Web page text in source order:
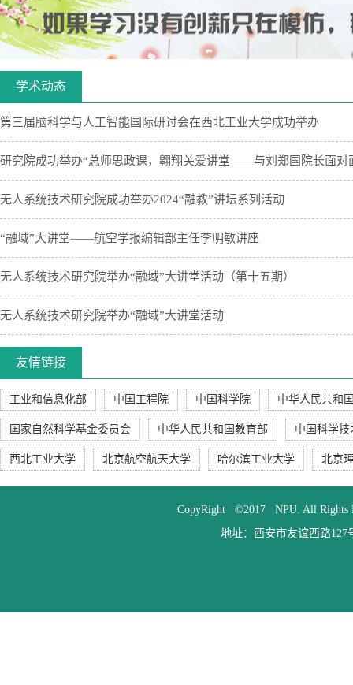
学术动态
第三届脑科学与人工智能国际研讨会在西北工业大学成功举办
研究院成功举办“总师思政课，翱翔关爱讲堂——与刘郑国院长面对
无人系统技术研究院成功举办2024“融教”讲坛系列活动
“融域”大讲堂——航空学报编辑部主任李明敏讲座
无人系统技术研究院举办“融域”大讲堂活动（第十五期）
无人系统技术研究院举办“融域”大讲堂活动
友情链接
工业和信息化部 中国工程院 中国科学院 中华人民共和
国家自然科学基金委员会 中华人民共和国教育部 中国科学技
西北工业大学 北京航空航天大学 哈尔滨工业大学 北京
CopyRight ©2017 NPU. All Rights
地址：西安市友谊西路